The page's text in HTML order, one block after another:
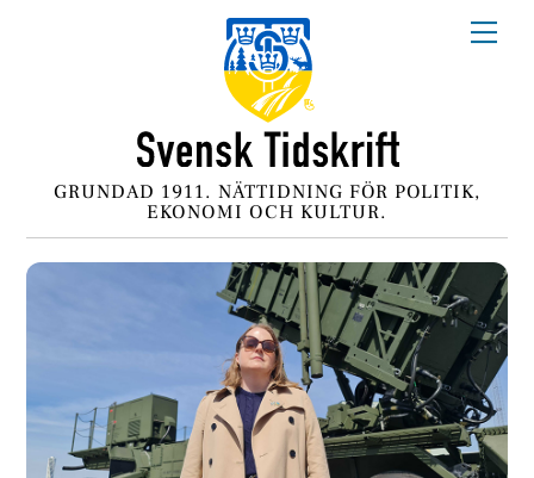
GRUNDAD 1911. NÄTTIDNING FÖR POLITIK,
EKONOMI OCH KULTUR.